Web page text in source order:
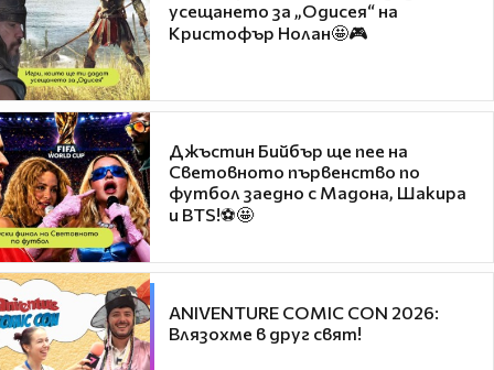
усещането за „Одисея“ на
Кристофър Нолан🤩🎮
Джъстин Бийбър ще пее на
Световното първенство по
футбол заедно с Мадона, Шакира
и BTS!⚽🤩
ANIVENTURE COMIC CON 2026:
Влязохме в друг свят!